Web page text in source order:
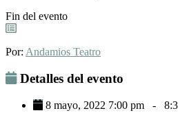
Fin del evento
Por: Andamios Teatro
Detalles del evento
8 mayo, 2022 7:00 pm -